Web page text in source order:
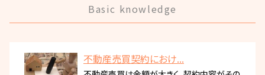
Basic knowledge
不動産売買契約におけ...